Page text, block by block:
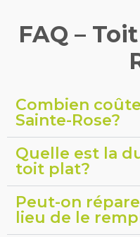
FAQ –
Combien
Sainte-Rose?
Quelle est la
toit plat?
Peut-on
lieu de le